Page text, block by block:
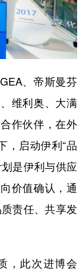
、帝斯曼芬
维利奥、大满
作伙伴，在外
，启动伊利“品
是伊利与供应
价值确认，通
责任、共享发
，此次进博会